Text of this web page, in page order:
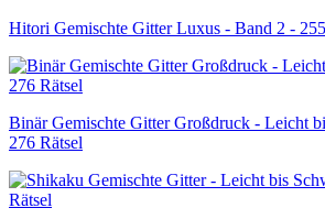
Hitori Gemischte Gitter Luxus - Band 2 -
Binär Gemischte Gitter Großdruck - Leicht
276 Rätsel